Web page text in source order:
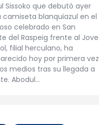
Sissoko que debutó ayer
camiseta blanquiazul en el
celebrado en San
del Raspeig frente al Jove
filial herculano, ha
hoy por primera vez
medios tras su llegada a
Abodul…